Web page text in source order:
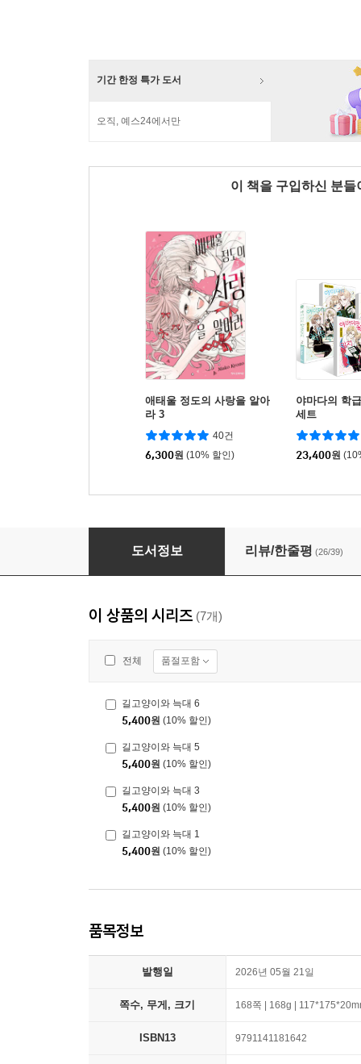
기간 한정 특가 도서
오직, 예스24에서만
이 책을 구입하신 분
애태울 정도의 사랑을 알아
라 3
40건
6,300원 (10% 할인)
야마다의 학
세트
23,400원
길고양이와 늑대 6
도서정보 리뷰/한줄평 (26/39)
이 상품의 시리즈 (7개)
전체 품절포함
길고양이와 늑대 6
5,400원 (10% 할인)
길고양이와 늑대 5
5,400원 (10% 할인)
길고양이와 늑대 3
5,400원 (10% 할인)
길고양이와 늑대 1
5,400원 (10% 할인)
품목정보
발행일 2026년 05월 21일
쪽수, 무게, 크기 168쪽 | 168g |
ISBN13 9791141181642